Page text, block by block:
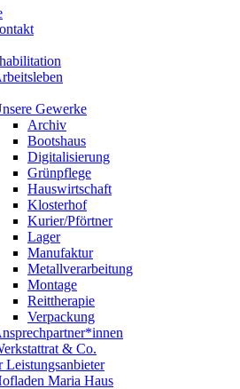
Gewerke
Archiv
Bootshaus
Digitalisierung
Grünpflege
Hauswirtschaft
Klosterhof
Kurier/Pförtner
Lager
Manufaktur
Metallverarbeitung
Montage
Reittherapie
Verpackung
& Co.
Leistungsanbieter
Maria Haus